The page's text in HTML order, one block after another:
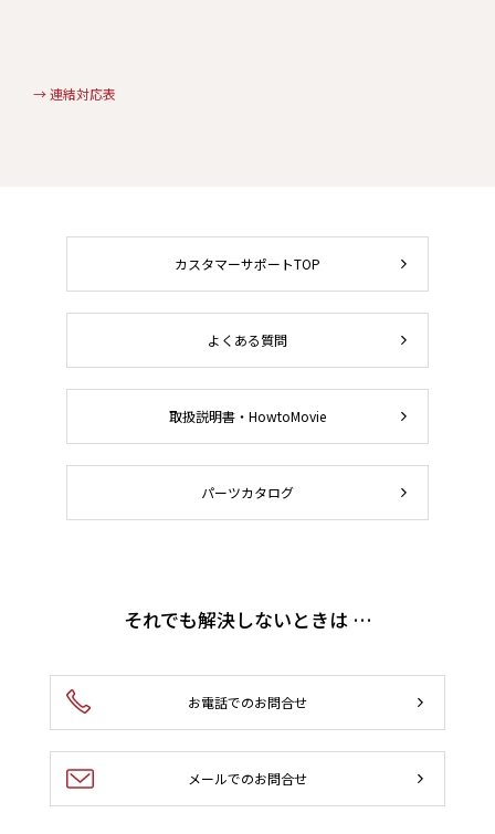
→ 連結対応表
カスタマーサポートTOP
よくある質問
取扱説明書・HowtoMovie
パーツカタログ
それでも解決しないときは …
お電話でのお問合せ
メールでのお問合せ